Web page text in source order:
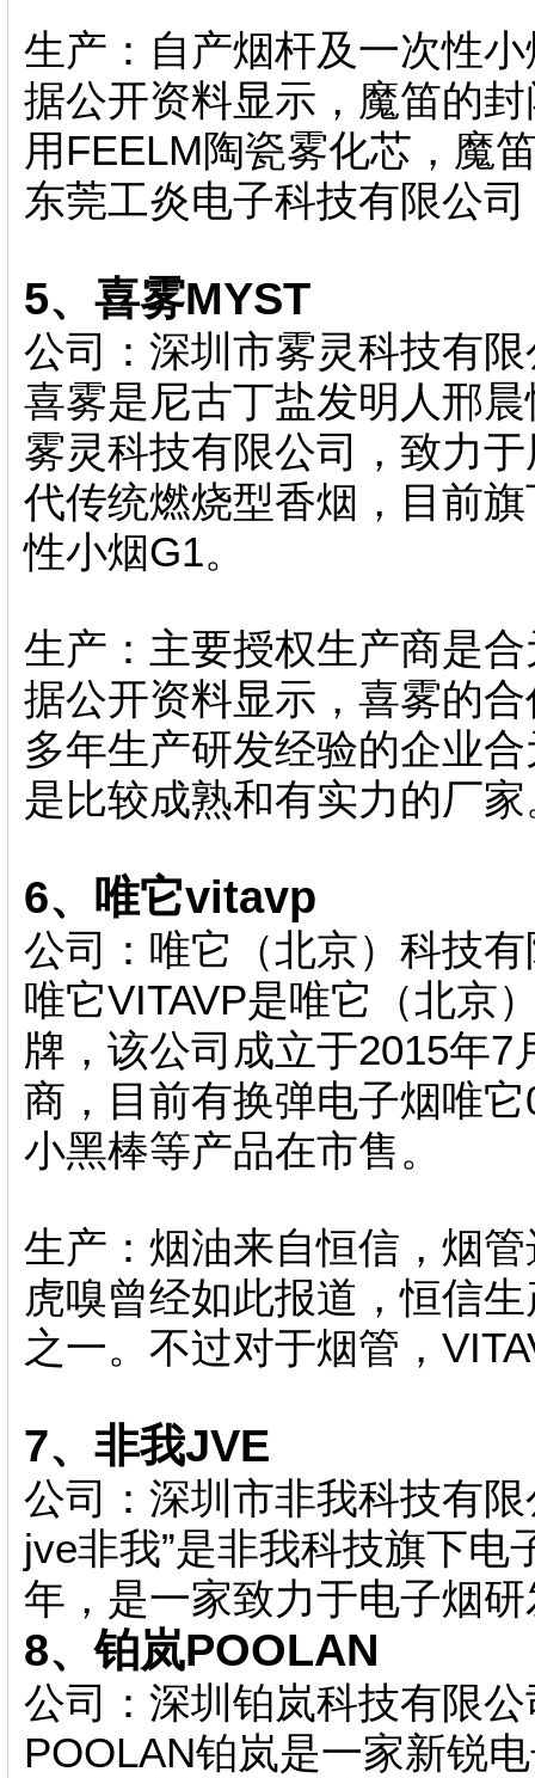
生产：自产烟杆及一次性
据公开资料显示，魔笛的
用FEELM陶瓷雾化芯，魔
东莞工炎电子科技有限公
5、喜雾MYST
公司：深圳市雾灵科技有
喜雾是尼古丁盐发明人邢
雾灵科技有限公司，致力
代传统燃烧型香烟，目前
性小烟G1。
生产：主要授权生产商是合
据公开资料显示，喜雾的
多年生产研发经验的企业
是比较成熟和有实力的厂家
6、唯它vitavp
公司：唯它（北京）科技
唯它VITAVP是唯它（北京
牌，该公司成立于2015年
商，目前有换弹电子烟唯
小黑棒等产品在市售。
生产：烟油来自恒信，烟
虎嗅曾经如此报道，恒信
之一。不过对于烟管，
7、非我JVE
公司：深圳市非我科技有
jve非我”是非我科技旗下电
年，是一家致力于电子烟
8、铂岚POOLAN
公司：深圳铂岚科技有限公
POOLAN铂岚是一家新锐